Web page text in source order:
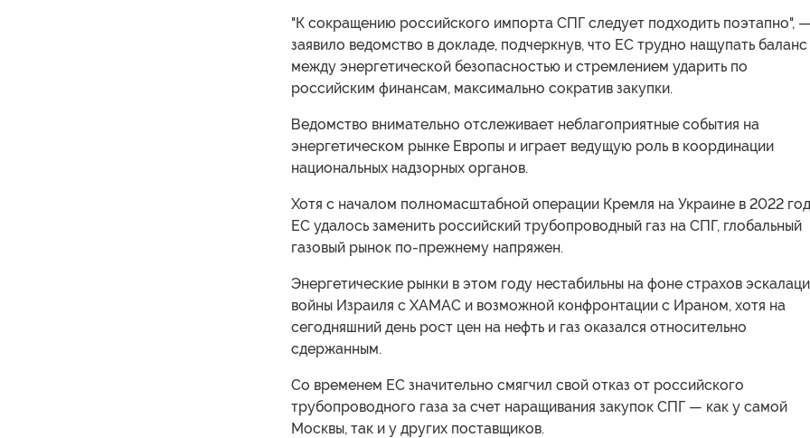
"К сокращению российского импорта СПГ следует подходить поэтапно",
заявило ведомство в докладе, подчеркнув, что ЕС трудно нащупать баланс
между энергетической безопасностью и стремлением ударить по
российским финансам, максимально сократив закупки.
Ведомство внимательно отслеживает неблагоприятные события на
энергетическом рынке Европы и играет ведущую роль в координации
национальных надзорных органов.
Хотя с началом полномасштабной операции Кремля на Украине в 2022
ЕС удалось заменить российский трубопроводный газ на СПГ, глобальный
газовый рынок по-прежнему напряжен.
Энергетические рынки в этом году нестабильны на фоне страхов
войны Израиля с ХАМАС и возможной конфронтации с Ираном, хотя на
сегодняшний день рост цен на нефть и газ оказался относительно
сдержанным.
Со временем ЕС значительно смягчил свой отказ от российского
трубопроводного газа за счет наращивания закупок СПГ — как у самой
Москвы, так и у других поставщиков.